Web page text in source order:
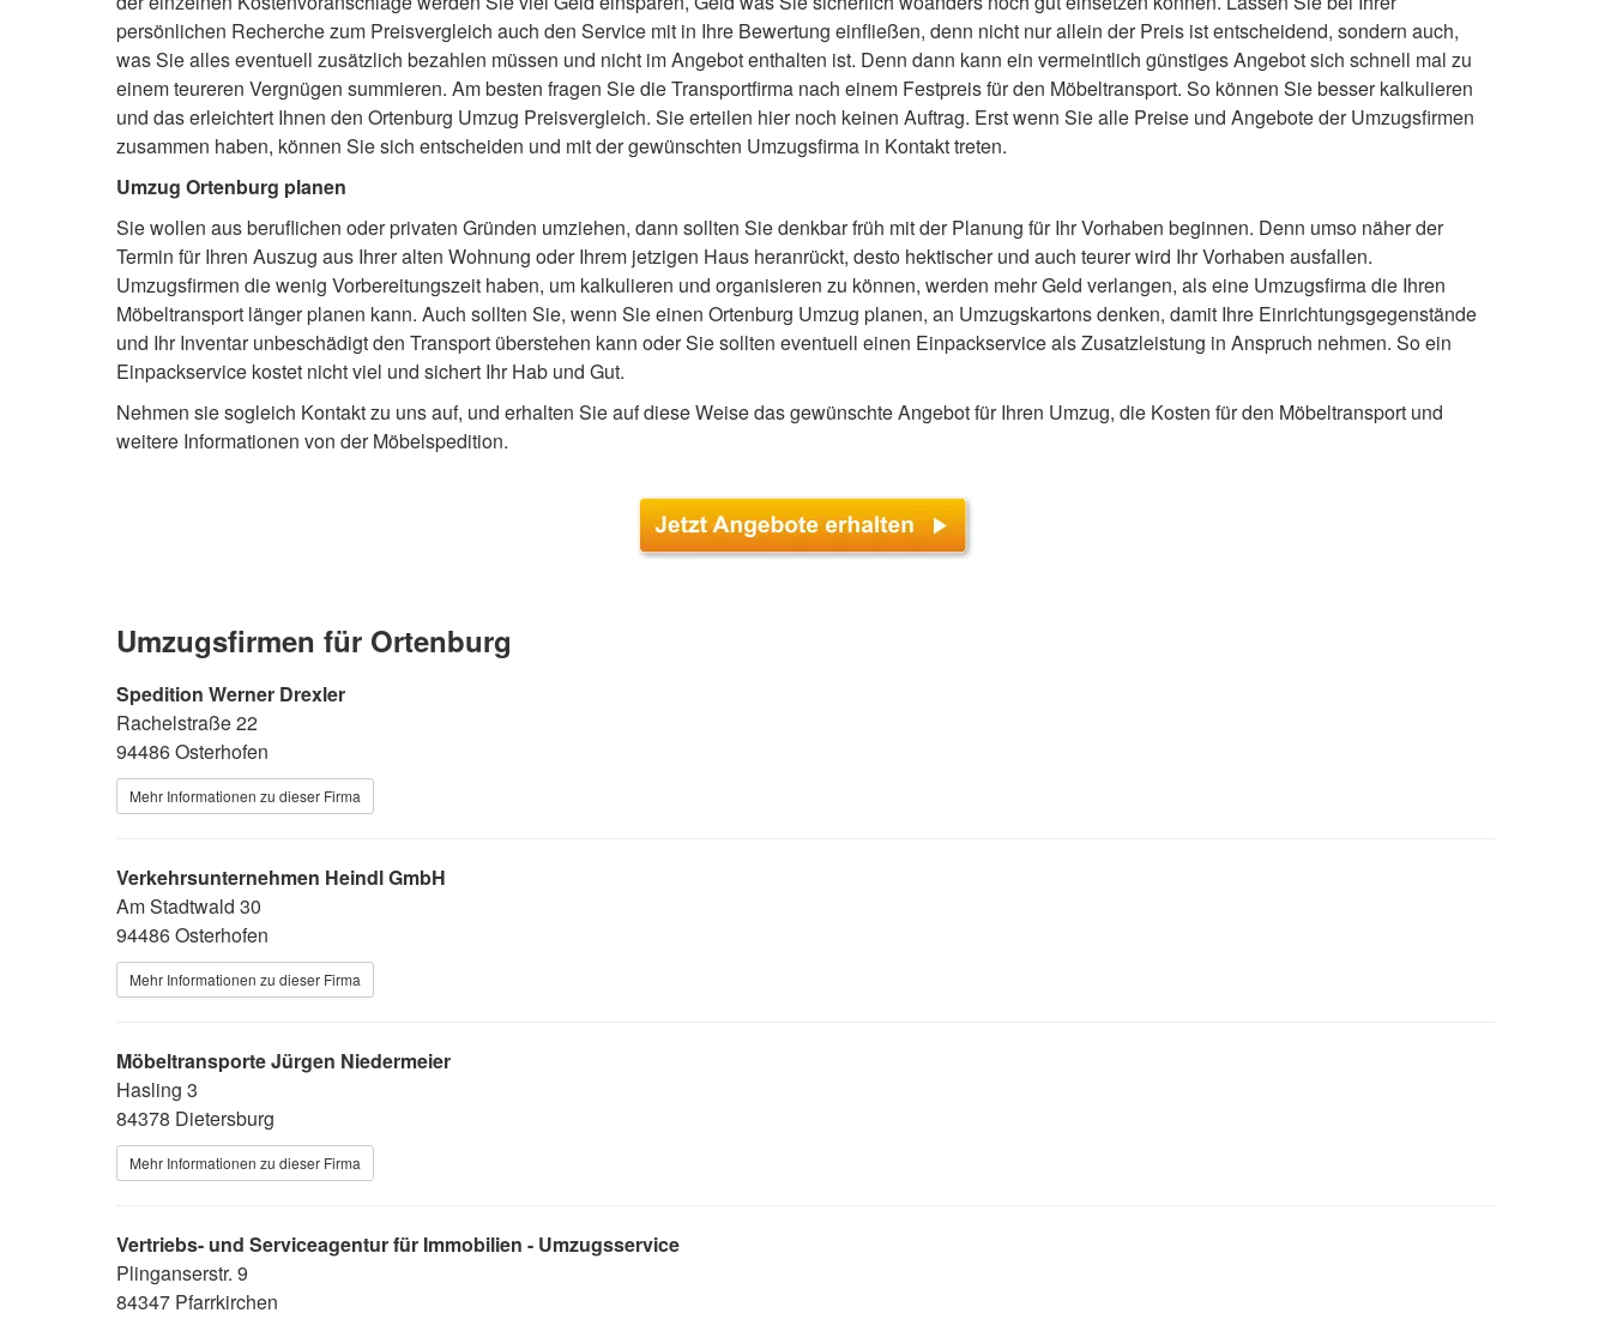
persönlichen Recherche zum Preisvergleich auch den Service mit in Ihre Bewertung einfließen, denn nicht nur allein der Preis ist entscheidend, sondern auch,
was Sie alles eventuell zusätzlich bezahlen müssen und nicht im Angebot enthalten ist. Denn dann kann ein vermeintlich günstiges Angebot sich schnell mal zu
einem teureren Vergnügen summieren. Am besten fragen Sie die Transportfirma nach einem Festpreis für den Möbeltransport. So können Sie besser kalkulieren
und das erleichtert Ihnen den Ortenburg Umzug Preisvergleich. Sie erteilen hier noch keinen Auftrag. Erst wenn Sie alle Preise und Angebote der Umzugsfirmen
zusammen haben, können Sie sich entscheiden und mit der gewünschten Umzugsfirma in Kontakt treten.
Umzug Ortenburg planen
Sie wollen aus beruflichen oder privaten Gründen umziehen, dann sollten Sie denkbar früh mit der Planung für Ihr Vorhaben beginnen. Denn umso näher der
Termin für Ihren Auszug aus Ihrer alten Wohnung oder Ihrem jetzigen Haus heranrückt, desto hektischer und auch teurer wird Ihr Vorhaben ausfallen.
Umzugsfirmen die wenig Vorbereitungszeit haben, um kalkulieren und organisieren zu können, werden mehr Geld verlangen, als eine Umzugsfirma die Ihren
Möbeltransport länger planen kann. Auch sollten Sie, wenn Sie einen Ortenburg Umzug planen, an Umzugskartons denken, damit Ihre Einrichtungsgegenstände
und Ihr Inventar unbeschädigt den Transport überstehen kann oder Sie sollten eventuell einen Einpackservice als Zusatzleistung in Anspruch nehmen. So ein
Einpackservice kostet nicht viel und sichert Ihr Hab und Gut.
Nehmen sie sogleich Kontakt zu uns auf, und erhalten Sie auf diese Weise das gewünschte Angebot für Ihren Umzug, die Kosten für den Möbeltransport und
weitere Informationen von der Möbelspedition.
Umzugsfirmen für Ortenburg
Spedition Werner Drexler
Rachelstraße 22
94486 Osterhofen
Mehr Informationen zu dieser Firma
Verkehrsunternehmen Heindl GmbH
Am Stadtwald 30
94486 Osterhofen
Mehr Informationen zu dieser Firma
Möbeltransporte Jürgen Niedermeier
Hasling 3
84378 Dietersburg
Mehr Informationen zu dieser Firma
Vertriebs- und Serviceagentur für Immobilien - Umzugsservice
Plinganserstr. 9
84347 Pfarrkirchen